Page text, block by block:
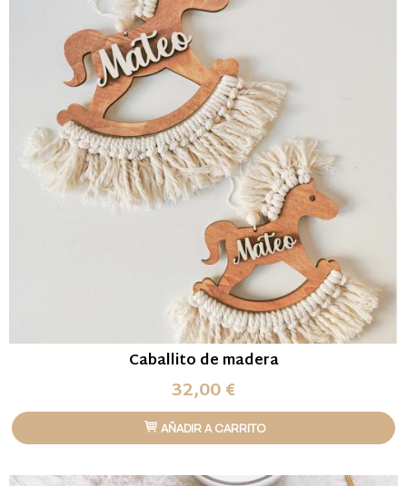
Caballito de madera
32,00 €
AÑADIR A CARRITO